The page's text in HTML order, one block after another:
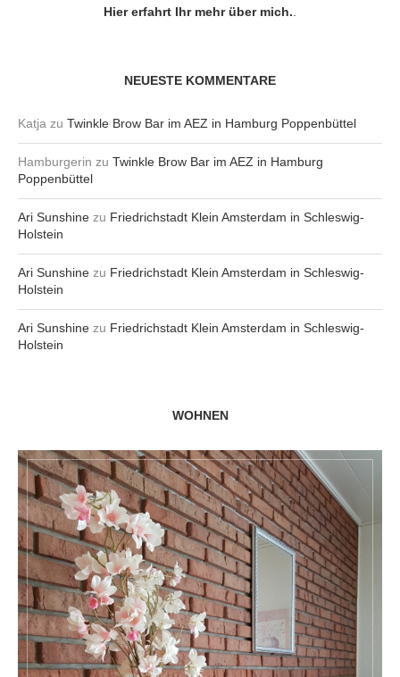
Hier erfahrt Ihr mehr über mich..
NEUESTE KOMMENTARE
Katja zu Twinkle Brow Bar im AEZ in Hamburg Poppenbüttel
Hamburgerin zu Twinkle Brow Bar im AEZ in Hamburg
Poppenbüttel
Ari Sunshine zu Friedrichstadt Klein Amsterdam in Schleswig-
Holstein
Ari Sunshine zu Friedrichstadt Klein Amsterdam in Schleswig-
Holstein
Ari Sunshine zu Friedrichstadt Klein Amsterdam in Schleswig-
Holstein
WOHNEN